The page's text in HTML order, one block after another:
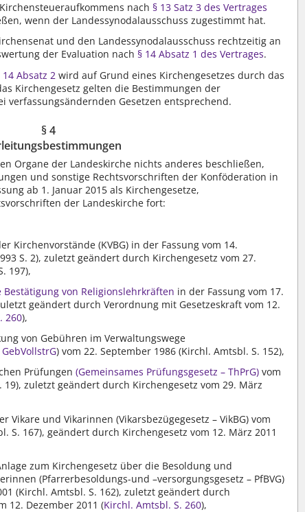
nach § 13 Satz 3 des Vertrages
wenn der Landessynodalausschuss zugestimmt hat.
und den Landessynodalausschuss rechtzeitig an
der Evaluation nach § 14 Absatz 1 des Vertrages.
14 Absatz 2 wird auf Grund eines Kirchengesetzes durch das
Kirchengesetz gelten die Bestimmungen der
verfassungsändernden Gesetzen entsprechend.
§ 4
Organe der Landeskirche nichts anderes beschließen,
und sonstige Rechtsvorschriften der Konföderation in
ab 1. Januar 2015 als Kirchengesetze,
der Landeskirche fort:
Kirchenvorstände (KVBG) in der Fassung vom 14.
S. 2), zuletzt geändert durch Kirchengesetz vom 27.
197),
von Religionslehrkräften in der Fassung vom 17.
geändert durch Verordnung mit Gesetzeskraft vom 12.
260),
von Gebühren im Verwaltungswege
) vom 22. September 1986 (Kirchl. Amtsbl. S. 152),
Prüfungen(Gemeinsames Prüfungsgesetz – ThPrG) vom
19), zuletzt geändert durch Kirchengesetz vom 29. März
Vikare und Vikarinnen (Vikarsbezügegesetz – VikBG) vom
S. 167), geändert durch Kirchengesetz vom 12. März 2011
zum Kirchengesetz über die Besoldung und
(Pfarrerbesoldungs-und –versorgungsgesetz – PfBVG)
(Kirchl. Amtsbl. S. 162), zuletzt geändert durch
12. Dezember 2011 (Kirchl. Amtsbl. S. 260),